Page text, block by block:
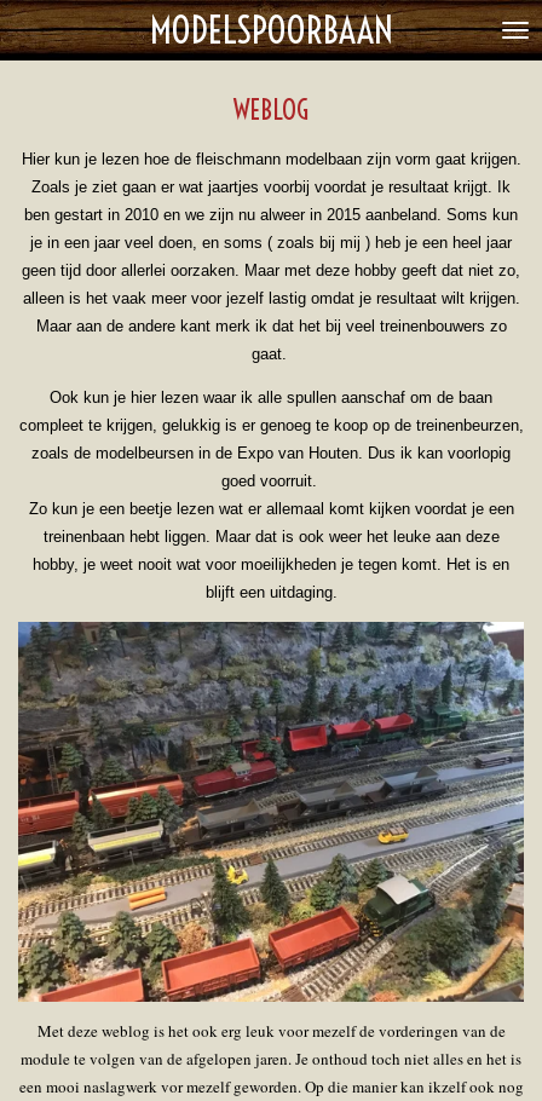
Ga
direct
MODELSPOORBAAN
WEBLOG
Hier kun je lezen hoe de fleischmann modelbaan zijn vorm gaat krijgen.
Zoals je ziet gaan er wat jaartjes voorbij voordat je resultaat krijgt. Ik
ben gestart in 2010 en we zijn nu alweer in 2015 aanbeland. Soms kun
je in een jaar veel doen, en soms ( zoals bij mij ) heb je een heel jaar
geen tijd door allerlei oorzaken. Maar met deze hobby geeft dat niet zo,
alleen is het vaak meer voor jezelf lastig omdat je resultaat wilt krijgen.
Maar aan de andere kant merk ik dat het bij veel treinenbouwers zo
gaat.
Ook kun je hier lezen waar ik alle spullen aanschaf om de baan
compleet te krijgen, gelukkig is er genoeg te koop op de treinenbeurzen,
zoals de modelbeursen in de Expo van Houten. Dus ik kan voorlopig
goed voorruit.
Zo kun je een beetje lezen wat er allemaal komt kijken voordat je een
treinenbaan hebt liggen. Maar dat is ook weer het leuke aan deze
hobby, je weet nooit wat voor moeilijkheden je tegen komt. Het is en
blijft een uitdaging.
Met deze weblog is het ook erg leuk voor mezelf de vorderingen van de
module te volgen van de afgelopen jaren. Je onthoud toch niet alles en het is
een mooi naslagwerk vor mezelf geworden. Op die manier kan ikzelf ook nog